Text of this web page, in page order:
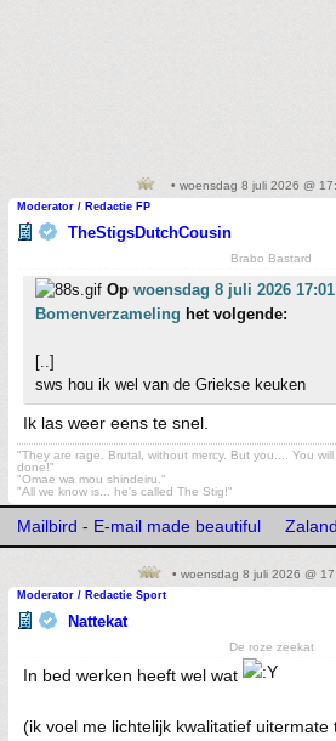
• woensdag 8 juli 2026 @
Moderator / Redactie FP
TheStigsDutchCousin
Brabo Bastard
Op woensdag 8 juli 2026 17:01
Bomenverzameling het volgende:
[..]
sws hou ik wel van de Griekse keuken
Ik las weer eens te snel.
"They are rage. Brutal, without mercy. But you.... You
done!"
"Omae wa mou shindeiru."
"All we know is... he's called The Stig!"
Mailbird - E-mail made beautiful
• woensdag 8 juli 2026 @
Moderator / Redactie Sport
Nattekat
De roze zeekat
In bed werken heeft wel wat
(ik voel me lichtelijk kwalitatief